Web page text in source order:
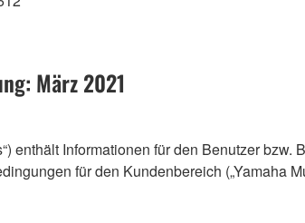
März 2021
enthält Informationen für den Benutzer
für den Kundenbereich („Yamaha